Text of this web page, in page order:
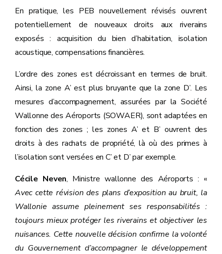
En pratique, les PEB nouvellement révisés ouvrent
potentiellement de nouveaux droits aux riverains
exposés : acquisition du bien d’habitation, isolation
acoustique, compensations financières.
L’ordre des zones est décroissant en termes de bruit.
Ainsi, la zone A’ est plus bruyante que la zone D’. Les
mesures d’accompagnement, assurées par la Société
Wallonne des Aéroports (SOWAER), sont adaptées en
fonction des zones ; les zones A’ et B’ ouvrent des
droits à des rachats de propriété, là où des primes à
l’isolation sont versées en C’ et D’ par exemple.
Cécile Neven, Ministre wallonne des Aéroports : «
Avec cette révision des plans d’exposition au bruit, la
Wallonie assume pleinement ses responsabilités :
toujours mieux protéger les riverains et objectiver les
nuisances. Cette nouvelle décision confirme la volonté
du Gouvernement d’accompagner le développement